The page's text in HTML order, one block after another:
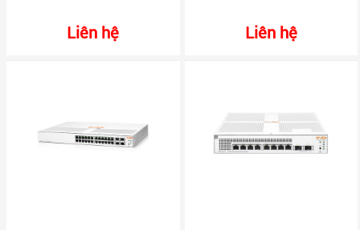
Liên hệ Liên hệ